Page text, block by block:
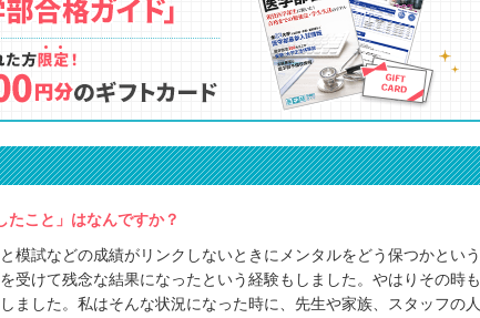
たこと」はなんですか？
模試などの成績がリンクしないときにメンタルをどう保つかという
受けて残念な結果になったという経験もしました。やはりその時も
ました。私はそんな状況になった時に、先生や家族、スタッフの人